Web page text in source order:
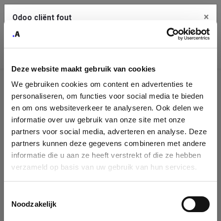
Deze website maakt gebruik van cookies
We gebruiken cookies om content en advertenties te
personaliseren, om functies voor social media te bieden
en om ons websiteverkeer te analyseren. Ook delen we
informatie over uw gebruik van onze site met onze
partners voor social media, adverteren en analyse. Deze
partners kunnen deze gegevens combineren met andere
informatie die u aan ze heeft verstrekt of die ze hebben
verzameld op basis van uw gebruik van hun services.
Noodzakelijk
Identificatie
onderneming
Please fill in your company details
You can search a company in our database by name, VAT or
enterprise ID. When a company is selected it will auto-complete the
form. If you don't find your company in our database, you can create
Odoo cliënt fout ×
klembord
Je dient de kopieer knop te gebruiken om de fout te melden
aan support.
Bekijk details